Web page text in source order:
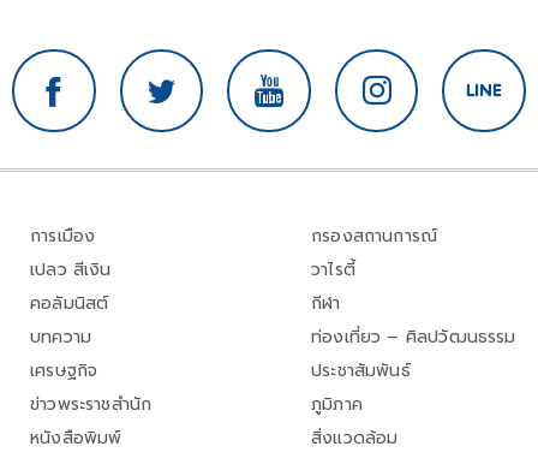
การเมือง
เปลว สีเงิน
คอลัมนิสต์
บทความ
เศรษฐกิจ
ข่าวพระราชสำนัก
หนังสือพิมพ์
กรองสถานการณ์
วาไรตี้
กีฬา
ท่องเที่ยว – ศิลปวัฒนธรรม
ประชาสัมพันธ์
ภูมิภาค
สิ่งแวดล้อม